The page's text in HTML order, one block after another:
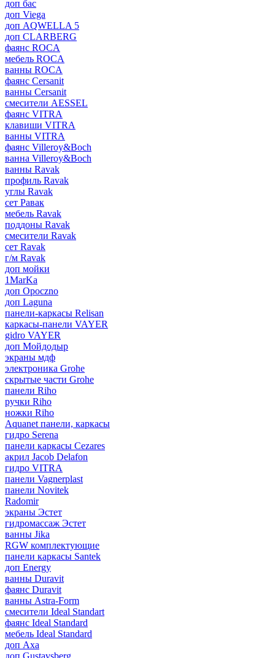
доп бас
доп Viega
доп AQWELLA 5
доп CLARBERG
фаянс ROCA
мебель ROCA
ванны ROCA
фаянс Cersanit
ванны Cersanit
смесители AESSEL
фаянс VITRA
клавиши VITRA
ванны VITRA
фаянс Villeroy&Boch
ванна Villeroy&Boch
ванны Ravak
профиль Ravak
углы Ravak
сет Равак
мебель Ravak
поддоны Ravak
смесители Ravak
сет Ravak
г/м Ravak
доп мойки
1MarKa
доп Opoczno
доп Laguna
панели-каркасы Relisan
каркасы-панели VAYER
gidro VAYER
доп Мойдодыр
экраны мдф
электроника Grohe
скрытые части Grohe
панели Riho
ручки Riho
ножки Riho
Aquanet панели, каркасы
гидро Serena
панели каркасы Cezares
акрил Jacob Delafon
гидро VITRA
панели Vagnerplast
панели Novitek
Radomir
экраны Эстет
гидромассаж Эстет
ванны Jika
RGW комплектующие
панели каркасы Santek
доп Energy
ванны Duravit
фаянс Duravit
ванны Astra-Form
смесители Ideal Standart
фаянс Ideal Standard
мебель Ideal Standard
доп Axa
доп Gustavsberg